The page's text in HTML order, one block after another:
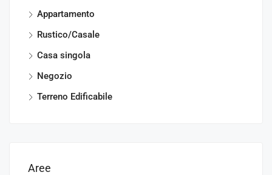
Appartamento
Rustico/Casale
Casa singola
Negozio
Terreno Edificabile
Aree